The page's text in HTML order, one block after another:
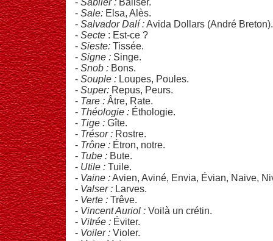
- Sablier : Baliser.
- Sale: Elsa, Alès.
- Salvador Dalí :Avida Dollars (André Breton).
- Secte : Est-ce ?
- Sieste: Tissée.
- Signe : Singe.
- Snob : Bons.
- Souple : Loupes, Poules.
- Super: Repus, Peurs.
- Tare : Âtre, Rate.
- Théologie : Éthologie.
- Tige : Gîte.
- Trésor : Rostre.
- Trône : Étron, notre.
- Tube : Bute.
- Utile : Tuile.
- Vaine :Avien, Aviné, Envia, Évian, Naive,
- Valser : Larves.
- Verte : Trêve.
- Vincent Auriol : Voilà un crétin.
- Vitrée : Éviter.
- Voiler : Violer.